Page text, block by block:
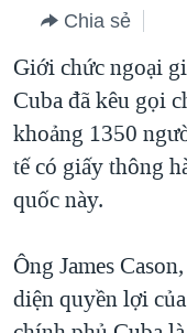
hướng
chính
Đi
tới
"Tìm"
MỤC
TỰ DO BÁO CHÍ
VẠCH TRẦN TIN
NGƯỜI VIỆT HẢI
ĐỜI SỐNG
KHOA HỌC
SỨC KHOẺ
CHUYÊN ĐỀ
CHIẾN TRANH
TẠI
HÀNH TRÌNH BẦU
MỘT NĂM CHIẾN
NGÀY TỊ NẠN THẾ
TRỊNH VĨNH BÌNH
HỌC TIẾNG ANH
VIDEO
NGHE
Chia sẻ
Giới chức ngoại
Cuba đã kêu gọi
khoảng 1350
tế có giấy thông
quốc này.
Ông James
diện quyền lợi